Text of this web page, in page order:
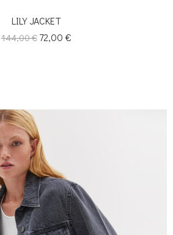
LILY JACKET
Κανονική
144,00 € Τιμή
72,00 €